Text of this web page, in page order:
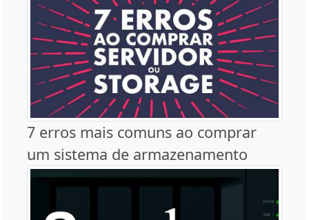
7 erros mais comuns ao comprar
um sistema de armazenamento